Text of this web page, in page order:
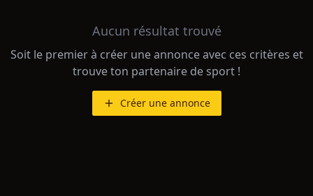
Aucun résultat trouvé
Soit le premier à créer une annonce avec ces critères et
trouve ton partenaire de sport !
Créer une annonce